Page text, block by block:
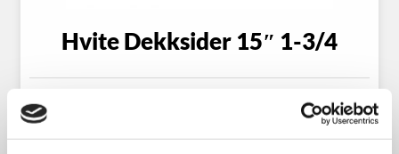
Hvite Dekksider 15″ 1-3/4
kr1,198.00